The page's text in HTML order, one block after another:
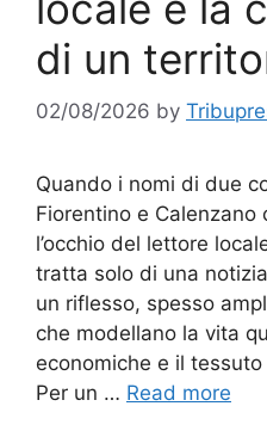
di un
02/08/2026 by
Quando i nomi di due
Fiorentino e Calenzano
l’occhio del lettore
tratta solo di una
un riflesso, spesso
che modellano la vita
economiche e il
Per un … Read more